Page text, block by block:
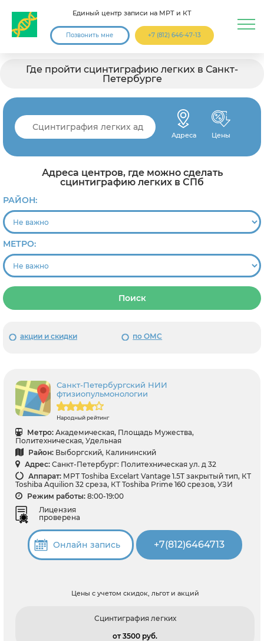
Единый центр записи на МРТ и КТ
Позвонить мне +7 (812) 646-47-13
Где пройти сцинтиграфию легких в Санкт-
Петербурге
Адреса Цены
Адреса центров, где можно сделать
сцинтиграфию легких в СПб
РАЙОН:
МЕТРО:
Поиск
акции и скидки по ОМС
Санкт-Петербургский НИИ
фтизиопульмонологии
Народный рейтинг
Метро: Академическая, Площадь Мужества,
Политехническая, Удельная
Район: Выборгский, Калининский
Адрес: Санкт-Петербург: Политехническая ул. д 32
Аппарат: МРТ Toshiba Excelart Vantage 1.5T закрытый тип, КТ
Toshiba Aquilion 32 среза, КТ Toshiba Prime 160 срезов, УЗИ
Режим работы: 8:00-19:00
Лицензия
проверена
Онлайн запись +7(812)6464713
Цены с учетом скидок, льгот и акций
Сцинтиграфия легких
от 3500 pуб.